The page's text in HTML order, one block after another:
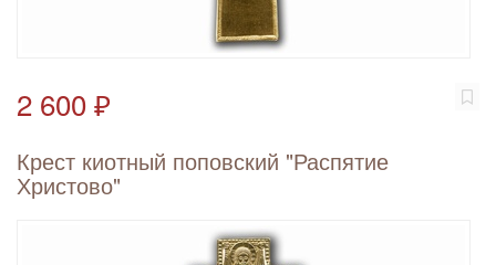
2 600 ₽
Крест киотный поповский "Распятие
Христово"